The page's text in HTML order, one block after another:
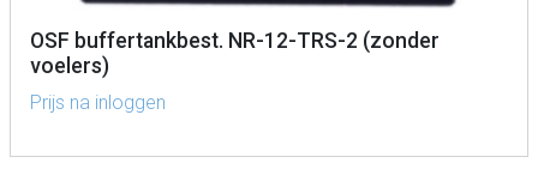
OSF buffertankbest. NR-12-TRS-2 (zonder
voelers)
Prijs na inloggen